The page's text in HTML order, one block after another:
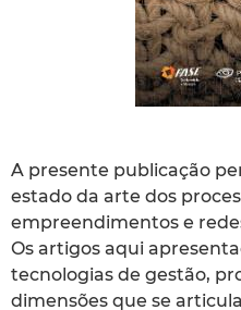
A presente publicação
estado da arte dos
empreendimentos e
Os artigos aqui
tecnologias de gestão,
dimensões que se